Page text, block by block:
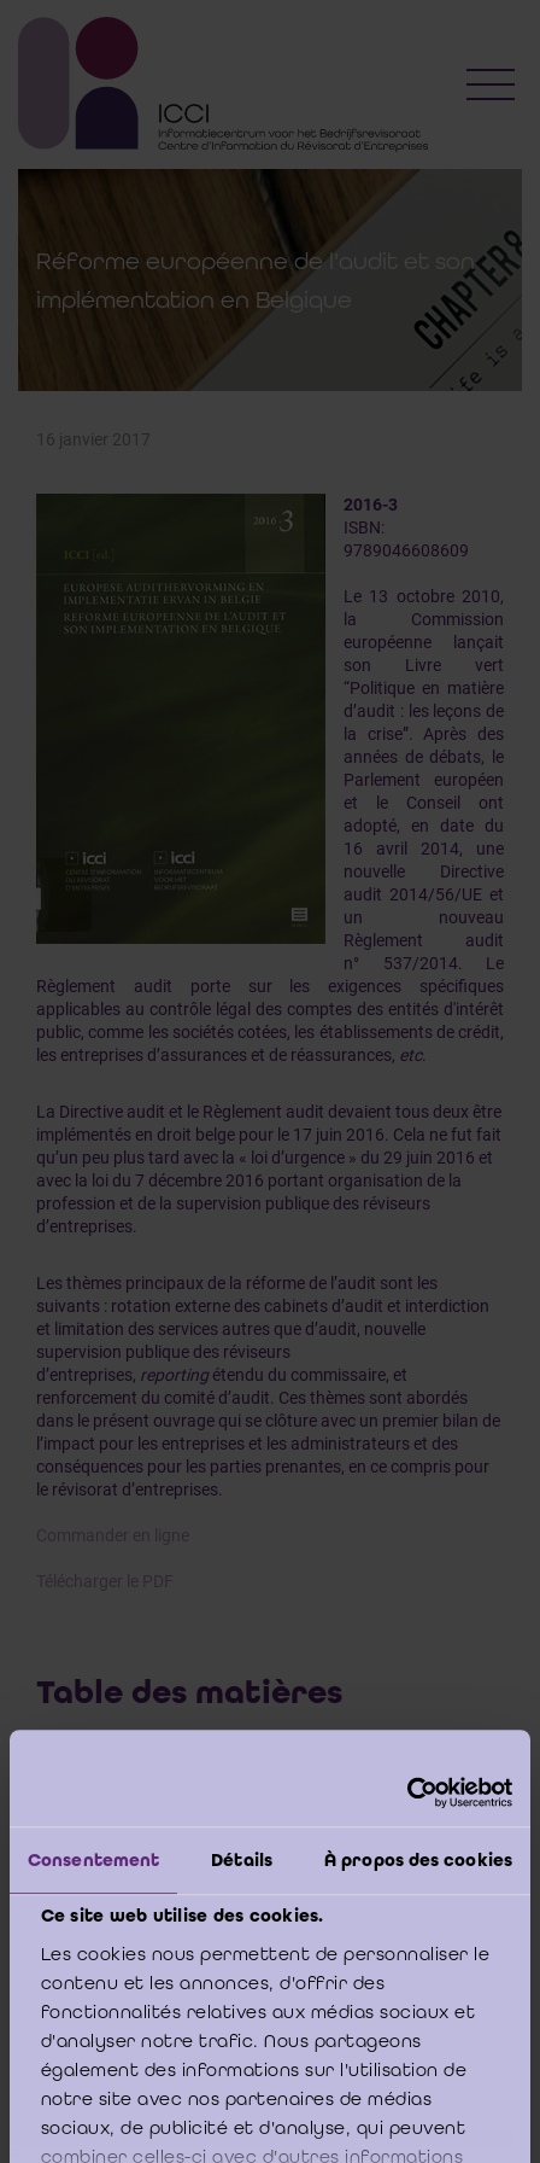
Consentement Détails À propos des cookies
Ce site web utilise des cookies.
Les cookies nous permettent de personnaliser le
contenu et les annonces, d'offrir des
fonctionnalités relatives aux médias sociaux et
d'analyser notre trafic. Nous partageons
également des informations sur l'utilisation de
notre site avec nos partenaires de médias
sociaux, de publicité et d'analyse, qui peuvent
combiner celles-ci avec d'autres informations
Réforme européenne de l'audit et son
implémentation en Belgique
16 janvier 2017
2016-3
ISBN:
9789046608609
Le 13 octobre 2010,
la Commission
européenne lançait
son Livre vert
“Politique en matière
d’audit : les leçons de
la crise”. Après des
années de débats, le
Parlement européen
et le Conseil ont
adopté, en date du
16 avril 2014, une
nouvelle Directive
audit 2014/56/UE et
un nouveau
Règlement audit
n° 537/2014. Le
Règlement audit porte sur les exigences spécifiques
applicables au contrôle légal des comptes des entités d'intérêt
public, comme les sociétés cotées, les établissements de crédit,
les entreprises d’assurances et de réassurances, etc.
La Directive audit et le Règlement audit devaient tous deux être
implémentés en droit belge pour le 17 juin 2016. Cela ne fut fait
qu’un peu plus tard avec la « loi d’urgence » du 29 juin 2016 et
avec la loi du 7 décembre 2016 portant organisation de la
profession et de la supervision publique des réviseurs
d’entreprises.
Les thèmes principaux de la réforme de l’audit sont les
suivants : rotation externe des cabinets d’audit et interdiction
et limitation des services autres que d’audit, nouvelle
supervision publique des réviseurs
d’entreprises, reportingétendu du commissaire, et
renforcement du comité d’audit. Ces thèmes sont abordés
dans le présent ouvrage qui se clôture avec un premier bilan de
l’impact pour les entreprises et les administrateurs et des
conséquences pour les parties prenantes, en ce compris pour
le révisorat d’entreprises.
Commander en ligne
Télécharger le PDF
Table des matières
Executive summary (FR)
Executive summary (EN)
Chapitre 1er Considérations préliminaires
PARTIE 1RE LES EXIGENCES D'INDEPENDANCE ACCRUES
POUR LE COMMISSAIRE